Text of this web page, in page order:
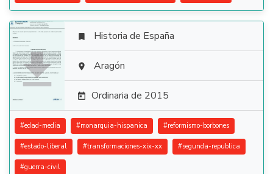

 Historia de España
 Aragón
 Ordinaria de 2015
#edad-media #monarquia-hispanica #reformismo-borbones
#estado-liberal #transformaciones-xix-xx #segunda-republica
#guerra-civil